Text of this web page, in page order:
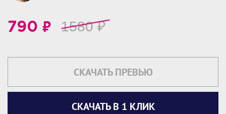
790 ₽ 1580₽
СКАЧАТЬ ПРЕВЬЮ
СКАЧАТЬ В 1 КЛИК